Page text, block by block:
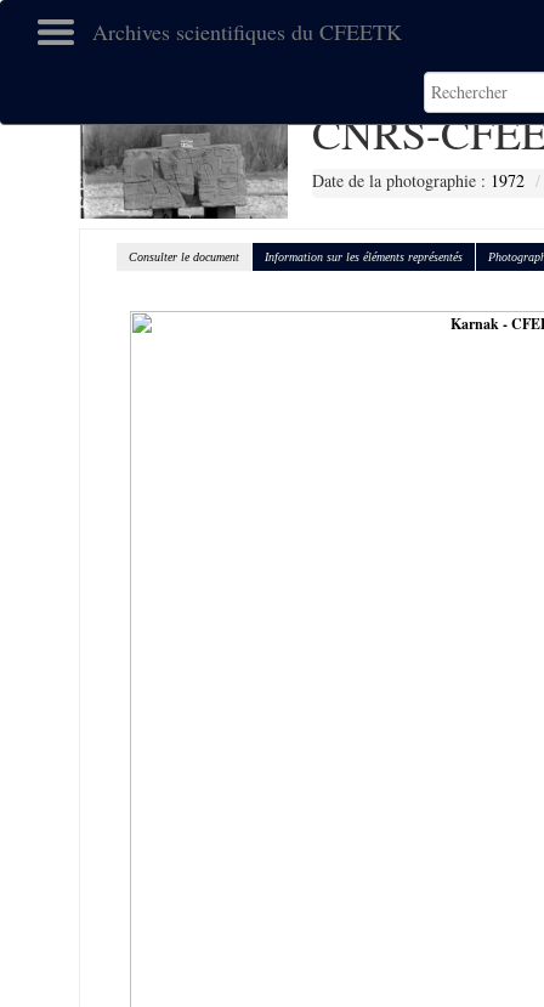
Archives scientifiques du CFEETK
CNRS-
Date de la photographie : 1972
Consulter le document Information sur les éléments représentés